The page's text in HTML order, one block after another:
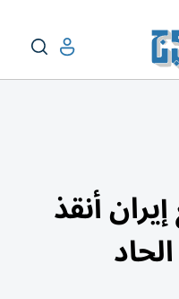
أنقذ